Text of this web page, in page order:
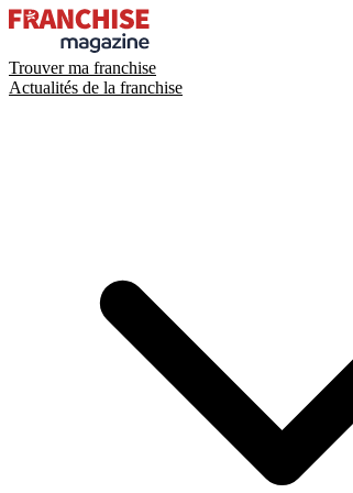
Trouver ma franchise
Actualités de la franchise